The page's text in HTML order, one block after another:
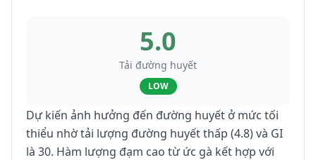
5.0
Tải đường huyết
LOW
Dự kiến ảnh hưởng đến đường huyết ở mức tối
thiểu nhờ tải lượng đường huyết thấp (4.8) và GI
là 30. Hàm lượng đạm cao từ ức gà kết hợp với